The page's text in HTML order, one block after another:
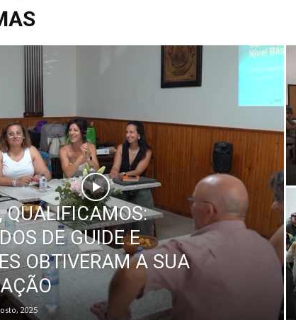
Douro
QUALIFICAMOS:
DE GUIDE E
OBTIVERAM A SUA
2025